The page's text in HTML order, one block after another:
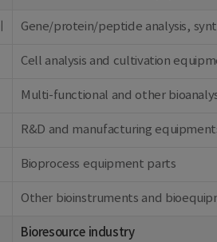
Gene/protein/peptide analysis,
Cell analysis and cultivation
Multi-functional and other
R&D and manufacturing
Bioprocess equipment parts
Other bioinstruments and
Bioresource industry